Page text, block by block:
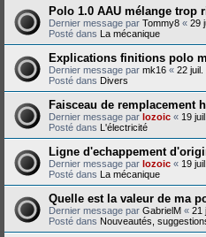
Polo 1.0 AAU mélange trop
Dernier message par Tommy8 « 29
Posté dans La mécanique
Explications finitions polo
Dernier message par mk16 « 22 juil.
Posté dans Divers
Faisceau de remplacement
Dernier message par lozoic « 19
Posté dans L'électricité
Ligne d'echappement
Dernier message par lozoic « 19
Posté dans La mécanique
Quelle est la valeur de ma
Dernier message par GabrielM « 21
Posté dans Nouveautés,